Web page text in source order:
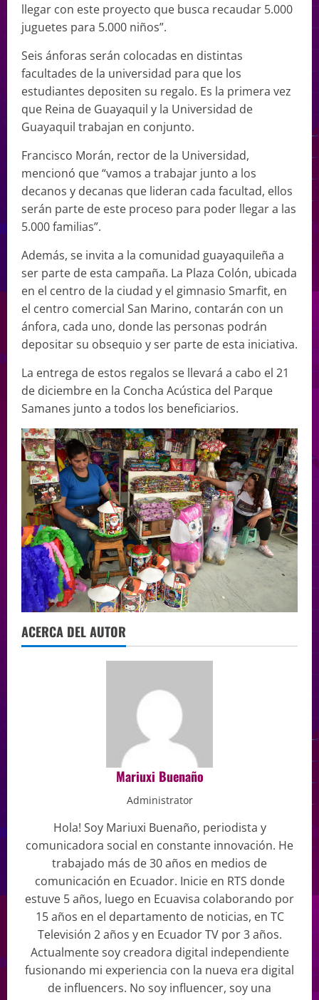
llegar con este proyecto que busca recaudar 5.000
juguetes para 5.000 niños”.
Seis ánforas serán colocadas en distintas
facultades de la universidad para que los
estudiantes depositen su regalo. Es la primera vez
que Reina de Guayaquil y la Universidad de
Guayaquil trabajan en conjunto.
Francisco Morán, rector de la Universidad,
mencionó que “vamos a trabajar junto a los
decanos y decanas que lideran cada facultad, ellos
serán parte de este proceso para poder llegar a las
5.000 familias”.
Además, se invita a la comunidad guayaquileña a
ser parte de esta campaña. La Plaza Colón, ubicada
en el centro de la ciudad y el gimnasio Smarfit, en
el centro comercial San Marino, contarán con un
ánfora, cada uno, donde las personas podrán
depositar su obsequio y ser parte de esta iniciativa.
La entrega de estos regalos se llevará a cabo el 21
de diciembre en la Concha Acústica del Parque
Samanes junto a todos los beneficiarios.
ACERCA DEL AUTOR
Mariuxi Buenaño
Administrator
Hola! Soy Mariuxi Buenaño, periodista y
comunicadora social en constante innovación. He
trabajado más de 30 años en medios de
comunicación en Ecuador. Inicie en RTS donde
estuve 5 años, luego en Ecuavisa colaborando por
15 años en el departamento de noticias, en TC
Televisión 2 años y en Ecuador TV por 3 años.
Actualmente soy creadora digital independiente
fusionando mi experiencia con la nueva era digital
de influencers. No soy influencer, soy una